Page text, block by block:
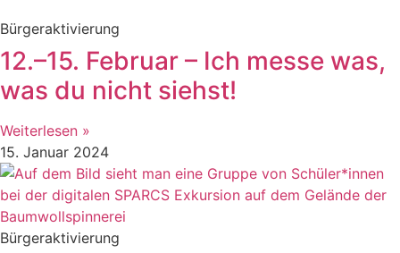
Bürgeraktivierung
12.–15. Februar – Ich messe was,
was du nicht siehst!
Weiterlesen »
15. Januar 2024
Bürgeraktivierung